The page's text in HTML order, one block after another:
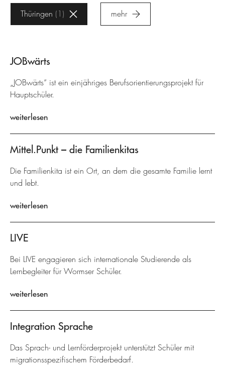
Thüringen 1 mehr
JOBwärts
„JOBwärts“ ist ein einjähriges Berufsorientierungsprojekt für
Hauptschüler.
weiterlesen
Mittel.Punkt – die Familienkitas
Die Familienkita ist ein Ort, an dem die gesamte Familie lernt
und lebt.
weiterlesen
LIVE
Bei LIVE engagieren sich internationale Studierende als
Lernbegleiter für Wormser Schüler.
weiterlesen
Integration Sprache
Das Sprach- und Lernförderprojekt unterstützt Schüler mit
migrationsspezifischem Förderbedarf.